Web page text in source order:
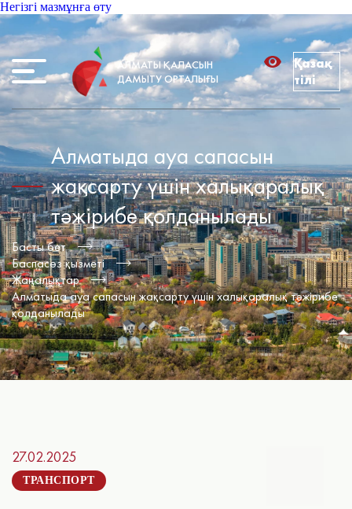
Негізгі мазмұнға өту
АЛМАТЫ ҚАЛАСЫН
ДАМЫТУ ОРТАЛЫҒЫ
Қазақ
тілі
Алматыда ауа сапасын
жақсарту үшін халықаралық
тәжірибе қолданылады
Басты бет
Баспасөз қызметі
Жаңалықтар
Алматыда ауа сапасын жақсарту үшін халықаралық тәжірибе
қолданылады
27.02.2025
ТРАНСПОРТ